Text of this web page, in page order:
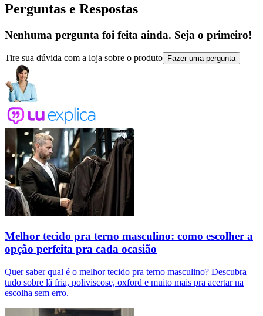
Perguntas e Respostas
Nenhuma pergunta foi feita ainda. Seja o primeiro!
Tire sua dúvida com a loja sobre o produto Fazer uma pergunta
Melhor tecido pra terno masculino: como escolher a
opção perfeita pra cada ocasião
Quer saber qual é o melhor tecido pra terno masculino? Descubra
tudo sobre lã fria, poliviscose, oxford e muito mais pra acertar na
escolha sem erro.